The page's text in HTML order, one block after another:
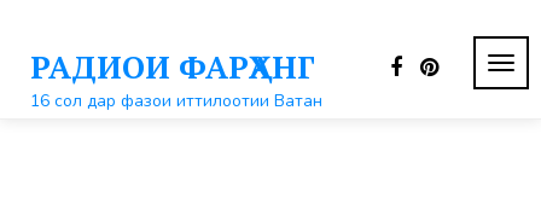
контентуРАДИОИ ФАРҲАНГ
16 сол дар фазои иттилоотии Ватан